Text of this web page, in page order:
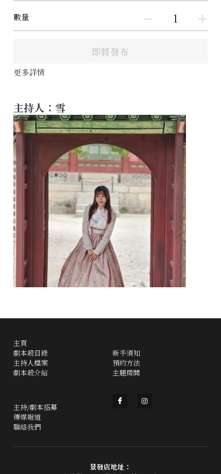
數量
即將發布
更多詳情
主持人：雪
主頁
劇本殺目錄
主持人檔案
劇本殺介紹
新手須知
預約方法
主題房間
主持/劇本招募
傳媒報道
聯絡我們
景發店地址：